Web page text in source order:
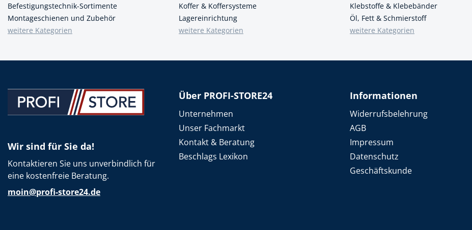
Befestigungstechnik-Sortimente
Montageschienen und Zubehör
weitere Kategorien
Koffer & Koffersysteme
Lagereinrichtung
weitere Kategorien
Klebstoffe & Klebebänder
Öl, Fett & Schmierstoff
weitere Kategorien
Wir sind für Sie da!
Kontaktieren Sie uns unverbindlich für
eine kostenfreie Beratung.
moin@profi-store24.de
Über PROFI-STORE24
Unternehmen
Unser Fachmarkt
Kontakt & Beratung
Beschlags Lexikon
Informationen
Widerrufsbelehrung
AGB
Impressum
Datenschutz
Geschäftskunde